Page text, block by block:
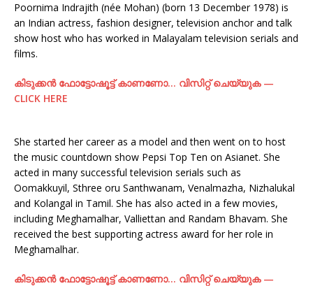
Poornima Indrajith (née Mohan) (born 13 December 1978) is
an Indian actress, fashion designer, television anchor and talk
show host who has worked in Malayalam television serials and
films.
കിടുക്കന്‍ ഫോട്ടോഷൂട്ട്‌ കാണണോ… വിസിറ്റ് ചെയ്യുക —
CLICK HERE
She started her career as a model and then went on to host
the music countdown show Pepsi Top Ten on Asianet. She
acted in many successful television serials such as
Oomakkuyil, Sthree oru Santhwanam, Venalmazha, Nizhalukal
and Kolangal in Tamil. She has also acted in a few movies,
including Meghamalhar, Valliettan and Randam Bhavam. She
received the best supporting actress award for her role in
Meghamalhar.
കിടുക്കന്‍ ഫോട്ടോഷൂട്ട്‌ കാണണോ… വിസിറ്റ് ചെയ്യുക —